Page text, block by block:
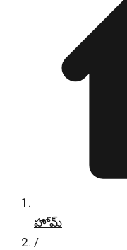
హోమ్
/